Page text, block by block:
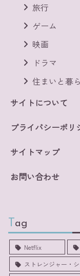
旅行
ゲーム
映画
ドラマ
住まいと暮
サイトについて
プライバシーポリ
サイトマップ
お問い合わせ
Tag
Netflix
ストレンジャー・